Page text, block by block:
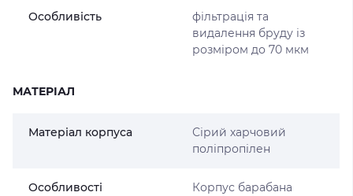
Особливість
фільтрація та
видалення бруду із
розміром до 70 мкм
МАТЕРІАЛ
Матеріал корпуса
Сірий харчовий
поліпропілен
Особливості
Корпус барабана